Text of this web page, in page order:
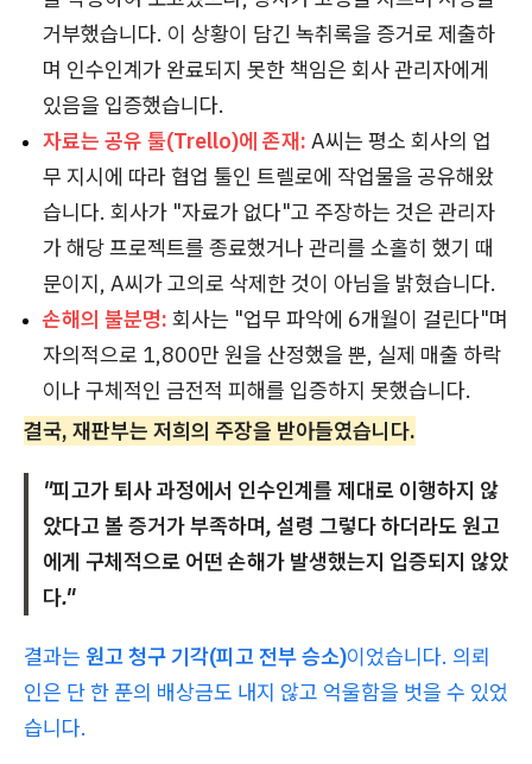
거부했습니다. 이 상황이 담긴 녹취록을 증거로 제출하
며 인수인계가 완료되지 못한 책임은 회사 관리자에게
있음을 입증했습니다.
자료는 공유 툴(Trello)에 존재: A씨는 평소 회사의 업
무 지시에 따라 협업 툴인 트렐로에 작업물을 공유해왔
습니다. 회사가 "자료가 없다"고 주장하는 것은 관리자
가 해당 프로젝트를 종료했거나 관리를 소홀히 했기 때
문이지, A씨가 고의로 삭제한 것이 아님을 밝혔습니다.
손해의 불분명: 회사는 "업무 파악에 6개월이 걸린다"며
자의적으로 1,800만 원을 산정했을 뿐, 실제 매출 하락
이나 구체적인 금전적 피해를 입증하지 못했습니다.
결국, 재판부는 저희의 주장을 받아들였습니다.
"피고가 퇴사 과정에서 인수인계를 제대로 이행하지 않
았다고 볼 증거가 부족하며, 설령 그렇다 하더라도 원고
에게 구체적으로 어떤 손해가 발생했는지 입증되지 않았
다."
결과는 원고 청구 기각(피고 전부 승소)이었습니다. 의뢰
인은 단 한 푼의 배상금도 내지 않고 억울함을 벗을 수 있었
습니다.